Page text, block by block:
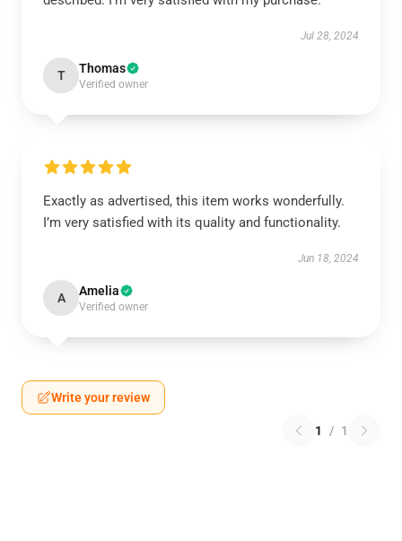
Jul 28, 2024
T Thomas
Verified owner
Exactly as advertised, this item works wonderfully.
I’m very satisfied with its quality and functionality.
Jun 18, 2024
A Amelia
Verified owner
Write your review
1 / 1